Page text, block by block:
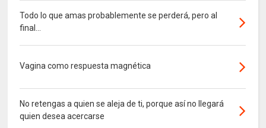
Todo lo que amas probablemente se perderá, pero al
final...
Vagina como respuesta magnética
No retengas a quien se aleja de ti, porque así no llegará
quien desea acercarse